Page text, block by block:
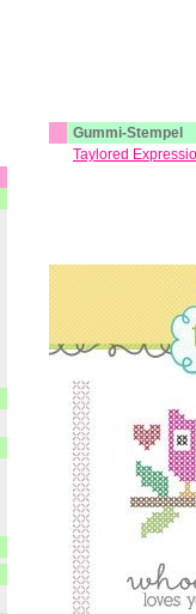
Gummi-Stempel
Taylored